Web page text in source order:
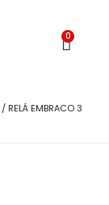
0
/ RELÁ EMBRACO 3